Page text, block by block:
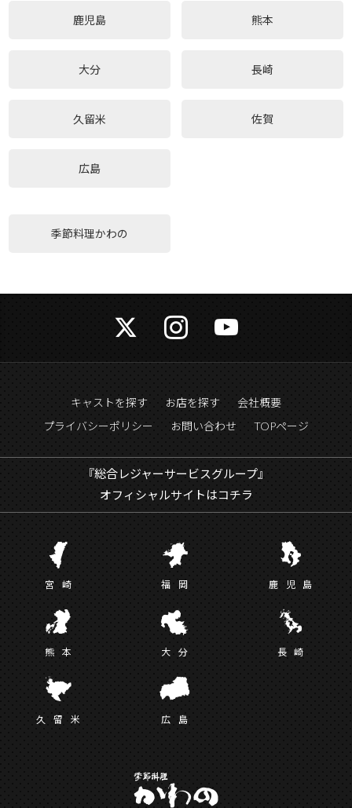
鹿児島 熊本
大分 長崎
久留米 佐賀
広島
季節料理かわの
キャストを探す お店を探す
会社概要
プライバシーポリシー
お問い合わせ TOPページ
『総合レジャーサービスグループ』
オフィシャルサイトはコチラ
宮 崎 福 岡 鹿児 島
熊 本 大 分 長崎
久留 米 広 島